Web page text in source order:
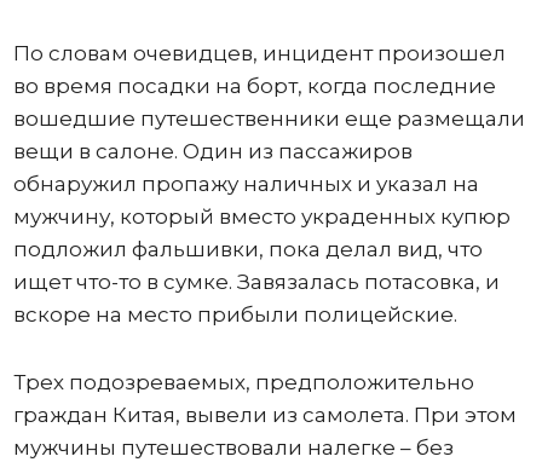
По словам очевидцев, инцидент произошел
во время посадки на борт, когда последние
вошедшие путешественники еще размещали
вещи в салоне. Один из пассажиров
обнаружил пропажу наличных и указал на
мужчину, который вместо украденных купюр
подложил фальшивки, пока делал вид, что
ищет что-то в сумке. Завязалась потасовка, и
вскоре на место прибыли полицейские.
Трех подозреваемых, предположительно
граждан Китая, вывели из самолета. При этом
мужчины путешествовали налегке – без